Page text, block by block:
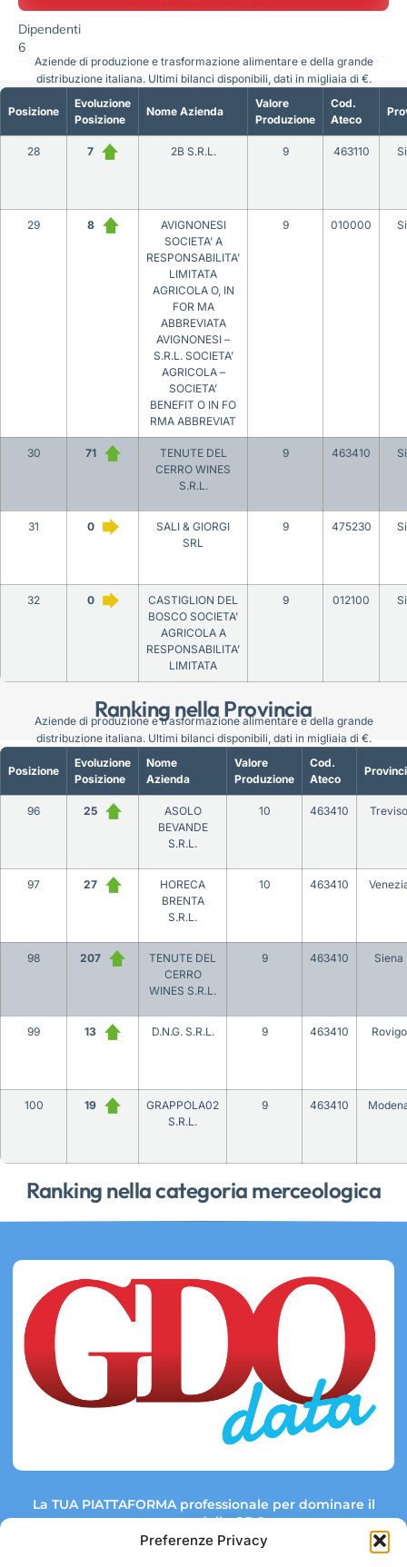
Preferenze Privacy
Dipendenti
6
Ranking nella Provincia
Posizione
Evoluzione
Posizione
Nome Azienda
Valore
Produzione
Cod.
Ateco
28 7 2B S.R.L. 9 463110
29 8
AVIGNONESI
SOCIETA’ A
RESPONSABILITA’
LIMITATA
AGRICOLA O, IN
FOR MA
ABBREVIATA
AVIGNONESI –
S.R.L. SOCIETA’
AGRICOLA –
SOCIETA’
BENEFIT O IN FO
RMA ABBREVIAT
9 010000
30 71
TENUTE DEL
CERRO WINES
S.R.L.
9 463410
31 0
SALI & GIORGI
SRL
9 475230
32 0
CASTIGLION DEL
BOSCO SOCIETA’
AGRICOLA A
RESPONSABILITA’
LIMITATA
9 012100
Aziende di produzione e trasformazione alimentare e della grande
distribuzione italiana. Ultimi bilanci disponibili, dati in migliaia di €.
Ranking nella categoria merceologica
Posizione
Evoluzione
Posizione
Nome
Azienda
Valore
Produzione
Cod.
Ateco
96 25
ASOLO
BEVANDE
S.R.L.
10 463410 Treviso
97 27
HORECA
BRENTA
S.R.L.
10 463410
98 207
TENUTE DEL
CERRO
WINES S.R.L.
9 463410 Siena
99 13 D.N.G. S.R.L. 9 463410 Rovigo
100 19
GRAPPOLA02
S.R.L.
9 463410
Aziende di produzione e trasformazione alimentare e della grande
distribuzione italiana. Ultimi bilanci disponibili, dati in migliaia di €.
La TUA PIATTAFORMA professionale per dominare il
mercato della GDO.